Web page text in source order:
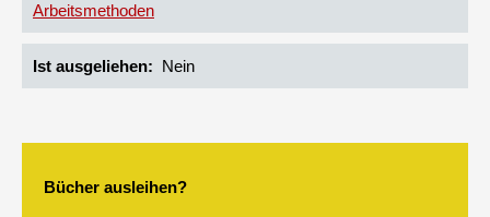
Arbeitsmethoden
Ist ausgeliehen Nein
Bücher ausleihen?